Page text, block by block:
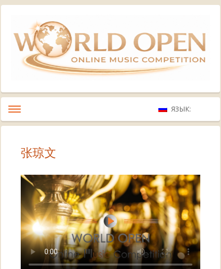
ЯЗЫК:
张琼文